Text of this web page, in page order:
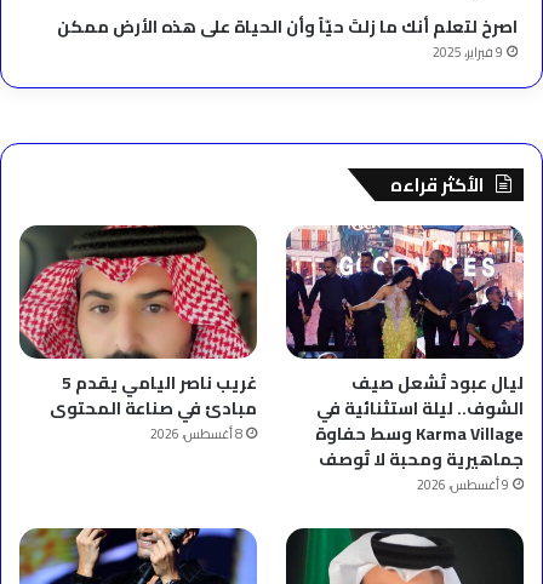
‫اصرخ لتعلم أنك ما زلتَ حيّاً وأن الحياة على هذه الأرض ممكن
9 فبراير، 2025
الأكثر قراءه
ليال عبود تُشعل صيف
الشوف.. ليلة استثنائية في
Karma Village وسط حفاوة
جماهيرية ومحبة لا تُوصف
9 أغسطس، 2026
غريب ناصر اليامي يقدم 5
مبادئ في صناعة المحتوى
8 أغسطس، 2026